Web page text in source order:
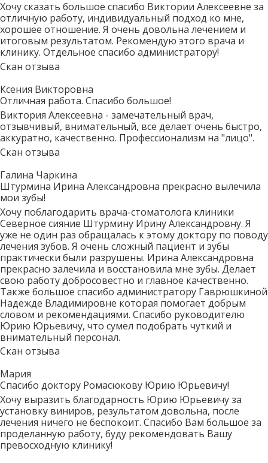
Хочу сказать большое спасибо Виктории Алексеевне за
отличную работу, индивидуальный подход ко мне,
хорошее отношение. Я очень довольна лечением и
итоговым результатом. Рекомендую этого врача и
клинику. Отдельное спасибо администратору!
Скан отзыва
Ксения Викторовна
Отличная работа. Спасибо большое!
Виктория Алексеевна - замечательный врач,
отзывчивый, внимательный, все делает очень быстро,
аккуратно, качественно. Профессионализм на "лицо".
Скан отзыва
Галина Чаркина
Штурмина Ирина Александровна прекрасно вылечила
мои зубы!
Хочу поблагодарить врача-стоматолога клиники
Северное сияние Штурмину Ирину Александровну. Я
уже не один раз обращалась к этому доктору по поводу
лечения зубов. Я очень сложный пациент и зубы
практически были разрушены. Ирина Александровна
прекрасно залечила и восстановила мне зубы. Делает
свою работу добросовестно и главное качественно.
Также большое спасибо администратору Гаврюшкиной
Надежде Владимировне которая помогает добрым
словом и рекомендациями. Спасибо руководителю
Юрию Юрьевичу, что сумел подобрать чуткий и
внимательный персонал.
Скан отзыва
Мария
Спасибо доктору Ромасюкову Юрию Юрьевичу!
Хочу выразить благодарность Юрию Юрьевичу за
установку виниров, результатом довольна, после
лечения ничего не беспокоит. Спасибо Вам большое за
проделанную работу, буду рекомендовать Вашу
превосходную клинику!